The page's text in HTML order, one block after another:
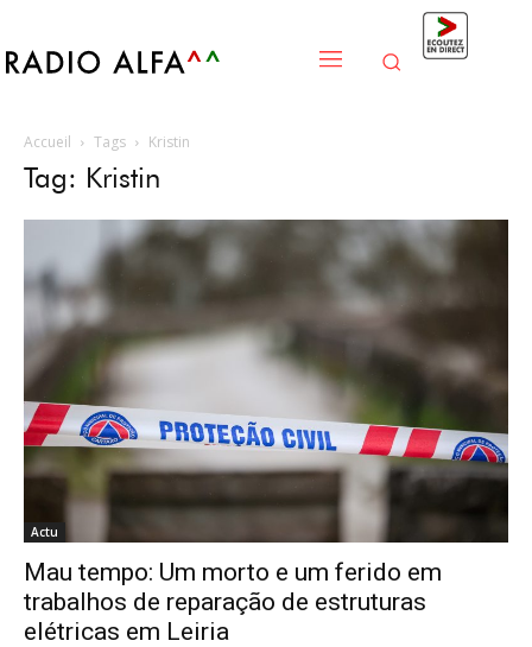
Accueil Tags Kristin
Tag: Kristin
Actu
Mau tempo: Um morto e um ferido em
trabalhos de reparação de estruturas
elétricas em Leiria